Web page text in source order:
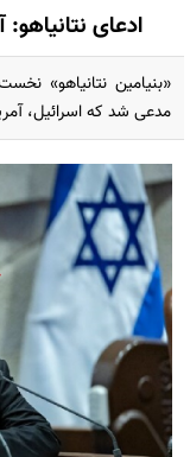
ادعای
«بنیامین نتانیاهو»
مدعی شد که اسرائیل،